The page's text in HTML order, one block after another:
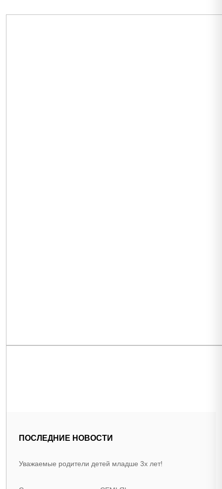
ПОСЛЕДНИЕ НОВОСТИ
Уважаемые родители детей младше 3х лет!